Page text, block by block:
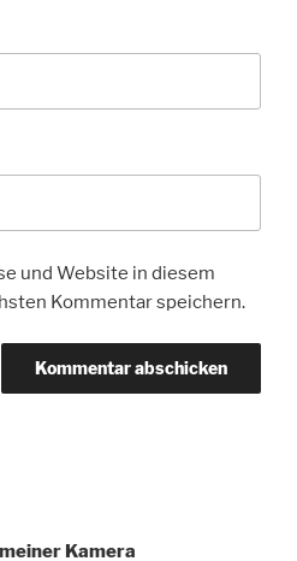
und Website in diesem
Kommentar speichern.
Kamera